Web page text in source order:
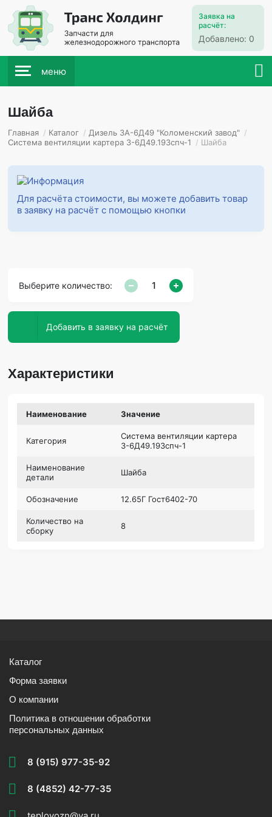
Заявка на
расчёт:
Добавлено: 0
меню
Шайба
Главная / Каталог / Дизель 3А-6Д49 "Коломенский завод" /
Система вентиляции картера 3-6Д49.193спч-1 / Шайба
Для расчёта стоимости, вы можете добавить товар
в заявку на расчёт с помощью кнопки
Выберите количество:
Добавить в заявку на расчёт
Характеристики
Наименование Значение
Категория
Система вентиляции картера
3-6Д49.193спч-1
Наименование
детали
Шайба
Обозначение 12.65Г Гост6402-70
Количество на
сборку
8
Каталог
Форма заявки
О компании
Политика в отношении обработки
персональных данных
8 (915) 977-35-92
8 (4852) 42-77-35